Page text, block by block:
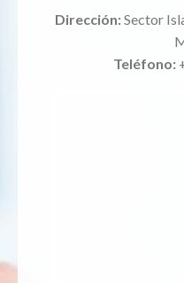
Dirección:Sector
Teléfono: